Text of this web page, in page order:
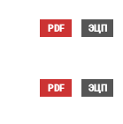
PDF ЭЦП
PDF ЭЦП